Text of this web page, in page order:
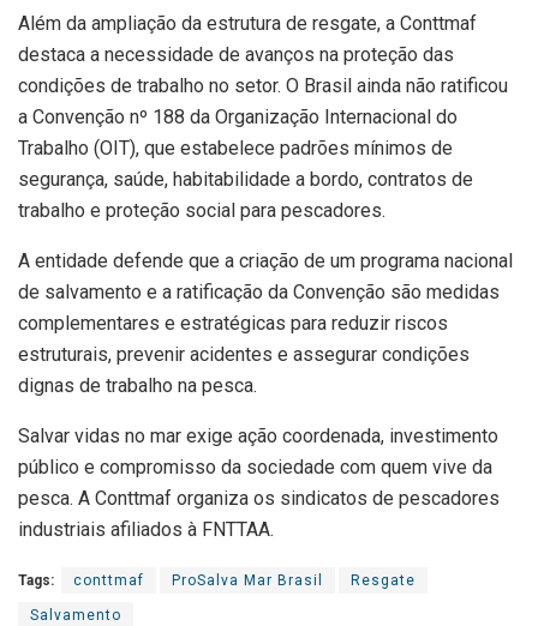
Além da ampliação da estrutura de resgate, a Conttmaf
destaca a necessidade de avanços na proteção das
condições de trabalho no setor. O Brasil ainda não ratificou
a Convenção nº 188 da Organização Internacional do
Trabalho (OIT), que estabelece padrões mínimos de
segurança, saúde, habitabilidade a bordo, contratos de
trabalho e proteção social para pescadores.
A entidade defende que a criação de um programa nacional
de salvamento e a ratificação da Convenção são medidas
complementares e estratégicas para reduzir riscos
estruturais, prevenir acidentes e assegurar condições
dignas de trabalho na pesca.
Salvar vidas no mar exige ação coordenada, investimento
público e compromisso da sociedade com quem vive da
pesca. A Conttmaf organiza os sindicatos de pescadores
industriais afiliados à FNTTAA.
Tags: conttmaf ProSalva Mar Brasil Resgate
Salvamento